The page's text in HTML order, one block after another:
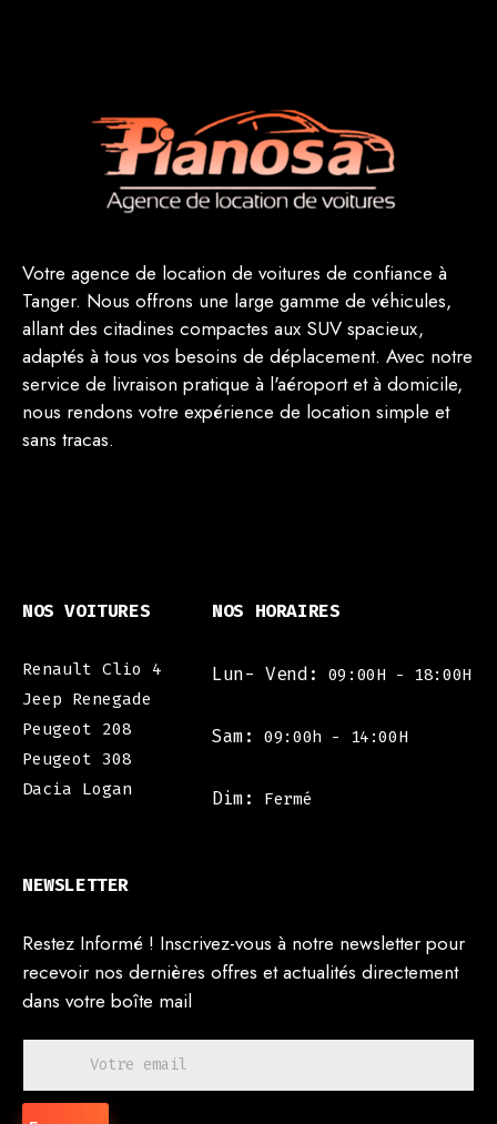
Votre agence de location de voitures de confiance à
Tanger. Nous offrons une large gamme de véhicules,
allant des citadines compactes aux SUV spacieux,
adaptés à tous vos besoins de déplacement. Avec notre
service de livraison pratique à l'aéroport et à domicile,
nous rendons votre expérience de location simple et
sans tracas.
NOS VOITURES
Renault Clio 4
Jeep Renegade
Peugeot 208
Peugeot 308
Dacia Logan
NOS HORAIRES
Lun- Vend: 09:00H - 18:00H
Sam: 09:00h - 14:00H
Dim: Fermé
NEWSLETTER
Restez Informé ! Inscrivez-vous à notre newsletter pour
recevoir nos dernières offres et actualités directement
dans votre boîte mail